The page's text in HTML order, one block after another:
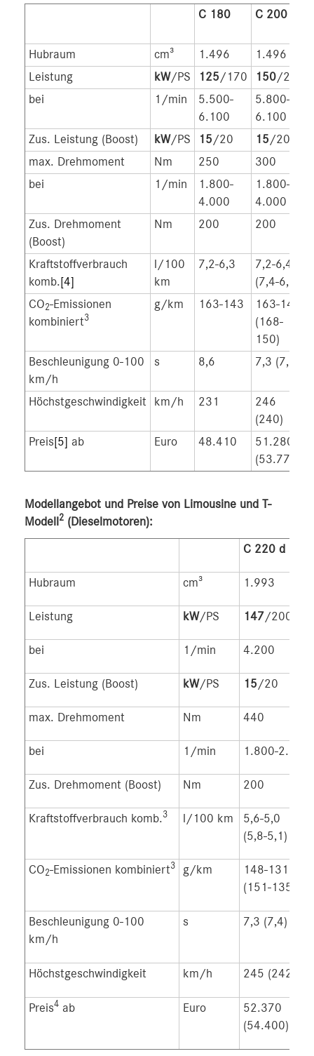
C 180 C 200
Hubraum
cm³ 1.496 1.496
Leistung
kW/PS 125/170 150/204
bei
1/min
5.500-
6.100
5.800-
6.100
Zus. Leistung (Boost)
kW/PS 15/20 15/20
max. Drehmoment
Nm 250 300
bei
1/min
1.800-
4.000
1.800-
4.000
Zus. Drehmoment
(Boost)
Nm 200 200
Kraftstoffverbrauch
komb.[4]
l/100
km
7,2-6,3
7,2-6,4
(7,4-6,6)
CO2-Emissionen
kombiniert3
g/km 163-143
163-144
(168-
150)
Beschleunigung 0-100
km/h
s 8,6 7,3 (7,5)
Höchstgeschwindigkeit km/h 231
246
(240)
Preis[5] ab Euro 48.410
51.280
(53.770)
Modellangebot und Preise von Limousine und T-
Modell
2 (Dieselmotoren):
C 220 d
Hubraum cm³ 1.993
Leistung kW/PS 147/200
bei 1/min 4.200
Zus. Leistung (Boost) kW/PS 15/20
max. Drehmoment Nm 440
bei 1/min 1.800-2.800
Zus. Drehmoment (Boost) Nm 200
Kraftstoffverbrauch komb.3 l/100 km
5,6-5,0
(5,8-5,1)
CO2-Emissionen kombiniert3 g/km
148-131
(151-135)
Beschleunigung 0-100
km/h
s 7,3 (7,4)
Höchstgeschwindigkeit km/h 245 (242)
Preis4 ab Euro
52.370
(54.400)